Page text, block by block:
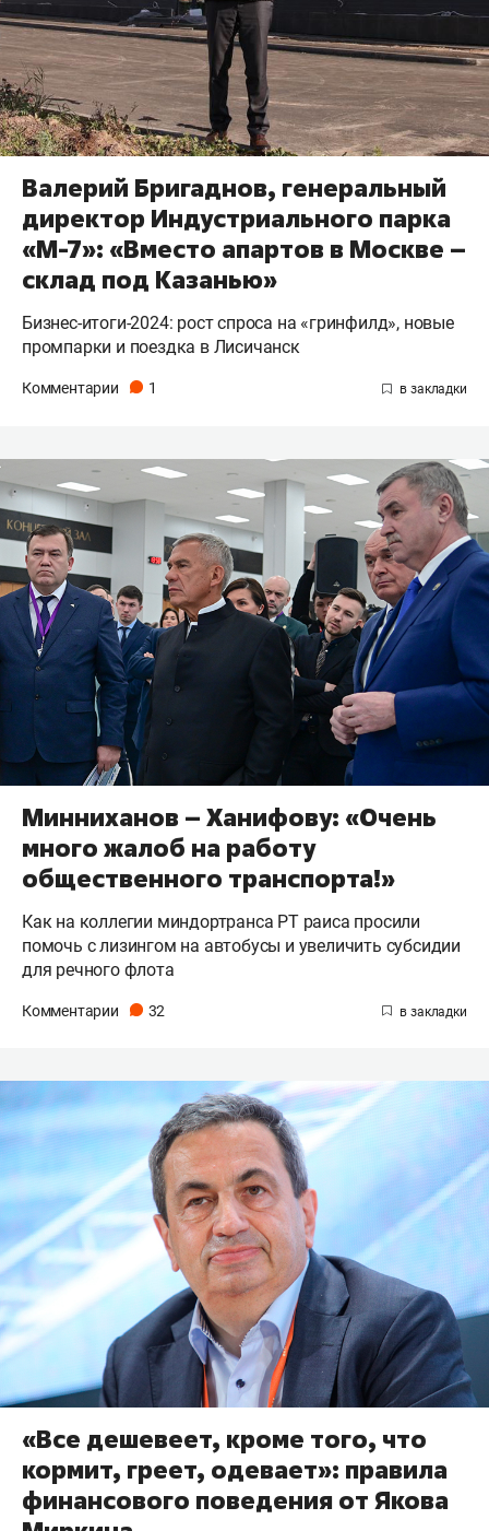
Валерий Бригаднов, генеральный
директор Индустриального парка
«М-7»: «Вместо апартов в Москве –
склад под Казанью»
Бизнес-итоги-2024: рост спроса на «гринфилд», новые
промпарки и поездка в Лисичанск
Комментарии 1
Минниханов – Ханифову: «Очень
много жалоб на работу
общественного транспорта!»
Как на коллегии миндортранса РТ раиса просили
помочь с лизингом на автобусы и увеличить субсидии
для речного флота
Комментарии 32
«Все дешевеет, кроме того, что
кормит, греет, одевает»: правила
финансового поведения от Якова